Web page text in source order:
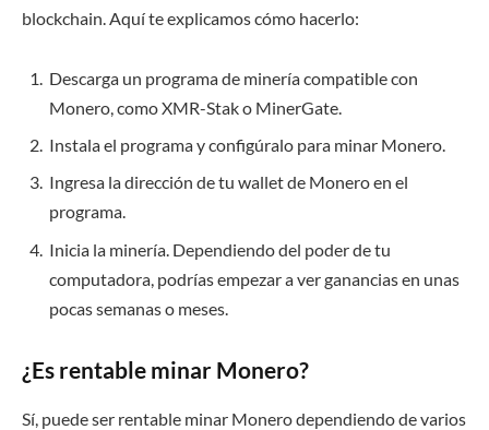
blockchain. Aquí te explicamos cómo hacerlo:
Descarga un programa de minería compatible con
Monero, como XMR-Stak o MinerGate.
Instala el programa y configúralo para minar Monero.
Ingresa la dirección de tu wallet de Monero en el
programa.
Inicia la minería. Dependiendo del poder de tu
computadora, podrías empezar a ver ganancias en unas
pocas semanas o meses.
¿Es rentable minar Monero?
Sí, puede ser rentable minar Monero dependiendo de varios